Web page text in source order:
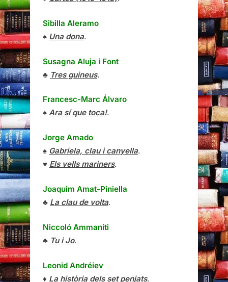
Sibilla Aleramo
♠ Una dona.
Susagna Aluja i Font
♣ Tres guineus.
Francesc-Marc Álvaro
♠ Ara sí que toca!.
Jorge Amado
♠ Gabriela, clau i canyella.
♥ Els vells mariners.
Joaquim Amat-Piniella
♣ La clau de volta.
Niccoló Ammaniti
♣ Tu i Jo.
Leonid Andréiev
♦ La història dels set penjats.